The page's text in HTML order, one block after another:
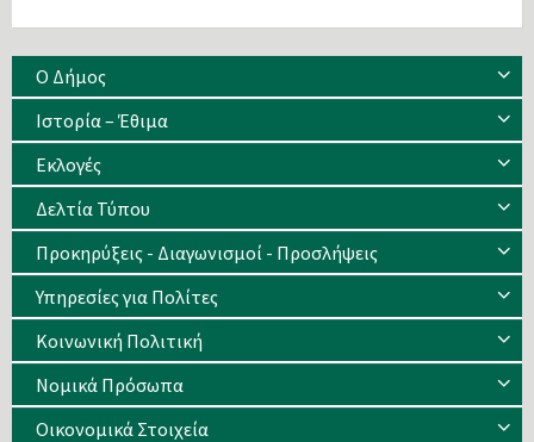
Ο Δήμος
Ιστορία – Έθιμα
Eκλογές
Δελτία Τύπου
Προκηρύξεις - Διαγωνισμοί - Προσλήψεις
Υπηρεσίες για Πολίτες
Κοινωνική Πολιτική
Νομικά Πρόσωπα
Οικονομικά Στοιχεία